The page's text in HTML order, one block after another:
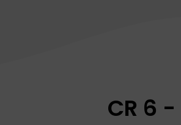
CR 6